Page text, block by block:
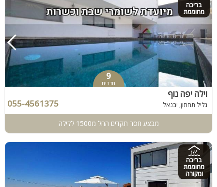
בריכה
מחוממת
9
חדרים
וילה יפה נוף
גליל תחתון, יבנאל 055-4561375
מבצע חסר תקדים החל מ1500 ללילה
בריכה
מחוממת
ומקורה